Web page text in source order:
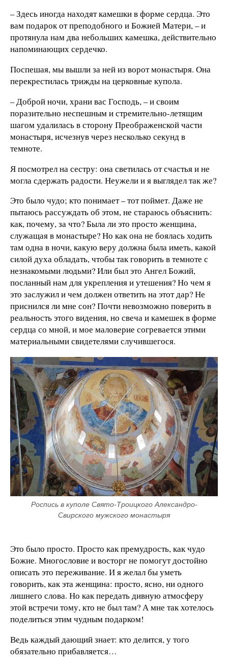
– Здесь иногда находят камешки в форме сердца. Это
вам подарок от преподобного и Божией Матери, – и
протянула нам два небольших камешка, действительно
напоминающих сердечко.
Поспешая, мы вышли за ней из ворот монастыря. Она
перекрестилась трижды на церковные купола.
– Доброй ночи, храни вас Господь, – и своим
поразительно неспешным и стремительно-летящим
шагом удалилась в сторону Преображенской части
монастыря, исчезнув через несколько секунд в
темноте.
Я посмотрел на сестру: она светилась от счастья и не
могла сдержать радости. Неужели и я выглядел так же?
Это было чудо; кто понимает – тот поймет. Даже не
пытаюсь рассуждать об этом, не стараюсь объяснить:
как, почему, за что? Была ли это просто женщина,
служащая в монастыре? Но как она не боялась ходить
там одна в ночи, какую веру должна была иметь, какой
силой духа обладать, чтобы так говорить в темноте с
незнакомыми людьми? Или был это Ангел Божий,
посланный нам для укрепления и утешения? Но чем я
это заслужил и чем должен ответить на этот дар? Не
приснился ли мне сон? Почти невозможно поверить в
реальность этого видения, но свеча и камешек в форме
сердца со мной, и мое маловерие согревается этими
материальными свидетелями случившегося.
Роспись в куполе Свято-Троицкого Александро-
Свирского мужского монастыря
Это было просто. Просто как премудрость, как чудо
Божие. Многословие и восторг не помогут достойно
описать это переживание. И я желал бы уметь
говорить, как эта женщина: просто, ясно, ни одного
лишнего слова. Но как передать дивную атмосферу
этой встречи тому, кто не был там? А мне так хотелось
поделиться этим чудным подарком!
Ведь каждый дающий знает: кто делится, у того
обязательно прибавляется…